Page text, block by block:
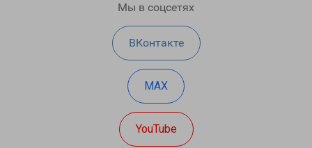
Мы в соцсетях
ВКонтакте
MAX
YouTube